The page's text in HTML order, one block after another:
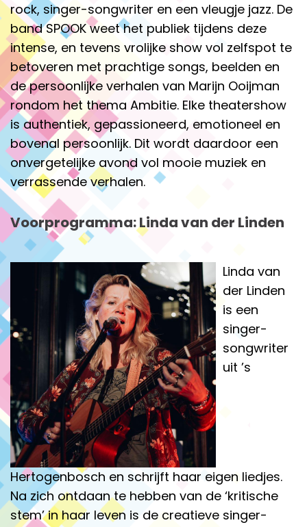
rock, singer-songwriter en een vleugje jazz. De
band SPOOK weet het publiek tijdens deze
intense, en tevens vrolijke show vol zelfspot te
betoveren met prachtige songs, beelden en
de persoonlijke verhalen van Marijn Ooijman
rondom het thema Ambitie. Elke theatershow
is authentiek, gepassioneerd, emotioneel en
bovenal persoonlijk. Dit wordt daardoor een
onvergetelijke avond vol mooie muziek en
verrassende verhalen.
Voorprogramma: Linda van der Linden
Linda van
der Linden
is een
singer-
songwriter
uit ’s
Hertogenbosch en schrijft haar eigen liedjes.
Na zich ontdaan te hebben van de ‘kritische
stem’ in haar leven is de creatieve singer-